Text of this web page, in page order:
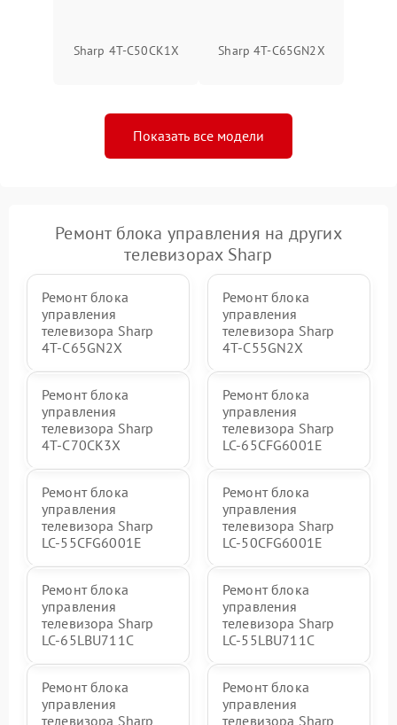
Sharp 4T-C50CK1X Sharp 4T-C65GN2X
Показать все модели
Ремонт блока управления на других
телевизорах Sharp
Ремонт блока
управления
телевизора Sharp
4T-C65GN2X
Ремонт блока
управления
телевизора Sharp
4T-C55GN2X
Ремонт блока
управления
телевизора Sharp
4T-C70CK3X
Ремонт блока
управления
телевизора Sharp
LC-65CFG6001E
Ремонт блока
управления
телевизора Sharp
LC-55CFG6001E
Ремонт блока
управления
телевизора Sharp
LC-50CFG6001E
Ремонт блока
управления
телевизора Sharp
LC-65LBU711C
Ремонт блока
управления
телевизора Sharp
LC-55LBU711C
Ремонт блока
управления
телевизора Sharp
Ремонт блока
управления
телевизора Sharp